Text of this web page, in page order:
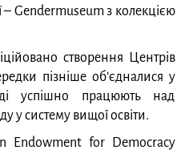
– Gendermuseum з колекцією
створення Центрів
пізніше об’єдналися у
успішно працюють над
у систему вищої освіти.
Endowment for Democracy